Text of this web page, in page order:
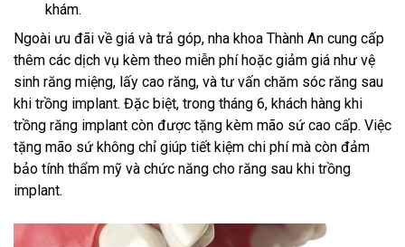
khám.
Ngoài ưu đãi về giá và trả góp, nha khoa Thành An cung cấp
thêm các dịch vụ kèm theo miễn phí hoặc giảm giá như vệ
sinh răng miệng, lấy cao răng, và tư vấn chăm sóc răng sau
khi trồng implant. Đặc biệt, trong tháng 6, khách hàng khi
trồng răng implant còn được tặng kèm mão sứ cao cấp. Việc
tặng mão sứ không chỉ giúp tiết kiệm chi phí mà còn đảm
bảo tính thẩm mỹ và chức năng cho răng sau khi trồng
implant.